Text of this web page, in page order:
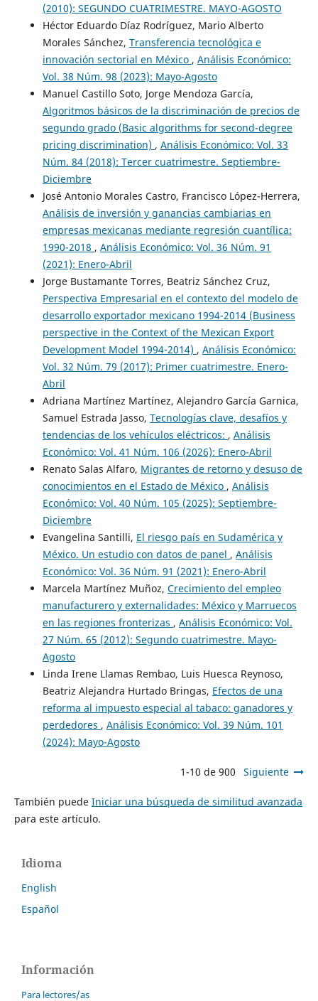
(2010): SEGUNDO CUATRIMESTRE. MAYO-AGOSTO
Héctor Eduardo Díaz Rodríguez, Mario Alberto
Morales Sánchez, Transferencia tecnológica e
innovación sectorial en México , Análisis Económico:
Vol. 38 Núm. 98 (2023): Mayo-Agosto
Manuel Castillo Soto, Jorge Mendoza García,
Algoritmos básicos de la discriminación de precios de
segundo grado (Basic algorithms for second-degree
pricing discrimination) , Análisis Económico: Vol. 33
Núm. 84 (2018): Tercer cuatrimestre. Septiembre-
Diciembre
José Antonio Morales Castro, Francisco López-Herrera,
Análisis de inversión y ganancias cambiarias en
empresas mexicanas mediante regresión cuantílica:
1990-2018 , Análisis Económico: Vol. 36 Núm. 91
(2021): Enero-Abril
Jorge Bustamante Torres, Beatriz Sánchez Cruz,
Perspectiva Empresarial en el contexto del modelo de
desarrollo exportador mexicano 1994-2014 (Business
perspective in the Context of the Mexican Export
Development Model 1994-2014) , Análisis Económico:
Vol. 32 Núm. 79 (2017): Primer cuatrimestre. Enero-
Abril
Adriana Martínez Martínez, Alejandro García Garnica,
Samuel Estrada Jasso, Tecnologías clave, desafíos y
tendencias de los vehículos eléctricos: , Análisis
Económico: Vol. 41 Núm. 106 (2026): Enero-Abril
Renato Salas Alfaro, Migrantes de retorno y desuso de
conocimientos en el Estado de México , Análisis
Económico: Vol. 40 Núm. 105 (2025): Septiembre-
Diciembre
Evangelina Santilli, El riesgo país en Sudamérica y
México. Un estudio con datos de panel , Análisis
Económico: Vol. 36 Núm. 91 (2021): Enero-Abril
Marcela Martínez Muñoz, Crecimiento del empleo
manufacturero y externalidades: México y Marruecos
en las regiones fronterizas , Análisis Económico: Vol.
27 Núm. 65 (2012): Segundo cuatrimestre. Mayo-
Agosto
Linda Irene Llamas Rembao, Luis Huesca Reynoso,
Beatriz Alejandra Hurtado Bringas, Efectos de una
reforma al impuesto especial al tabaco: ganadores y
perdedores , Análisis Económico: Vol. 39 Núm. 101
(2024): Mayo-Agosto
1-10 de 900 Siguiente
También puede Iniciar una búsqueda de similitud avanzada
para este artículo.
Idioma
English
Español
Información
Para lectores/as